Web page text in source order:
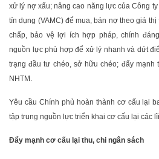
xử lý nợ xấu; nâng cao năng lực của Công
tín dụng (VAMC) để mua, bán nợ theo giá
chấp, bảo vệ lợi ích hợp pháp, chính
nguồn lực phù hợp để xử lý nhanh và dứt
trạng đầu tư chéo, sở hữu chéo; đẩy mạnh
NHTM.
Yêu cầu Chính phủ hoàn thành cơ cấu lại
tập trung nguồn lực triển khai cơ cấu lại các
Đẩy mạnh cơ cấu lại thu, chi ngân sách